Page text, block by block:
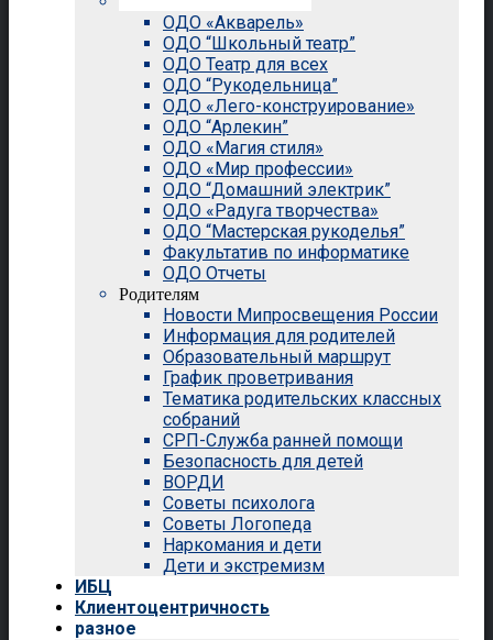
ОДО «Акварель»
ОДО “Школьный театр”
ОДО Театр для всех
ОДО “Рукодельница”
ОДО «Лего-конструирование»
ОДО “Арлекин”
ОДО «Магия стиля»
ОДО «Мир профессии»
ОДО “Домашний электрик”
ОДО «Радуга творчества»
ОДО “Мастерская рукоделья”
Факультатив по информатике
ОДО Отчеты
Родителям
Новости Мипросвещения России
Информация для родителей
Образовательный маршрут
График проветривания
Тематика родительских классных
собраний
СРП-Служба ранней помощи
Безопасность для детей
ВОРДИ
Советы психолога
Советы Логопеда
Наркомания и дети
Дети и экстремизм
ИБЦ
Клиентоцентричность
разное